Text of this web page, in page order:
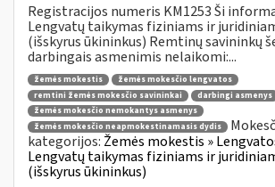
Registracijos numeris KM1253 Ši
Lengvatų taikymas fiziniams ir
(išskyrus ūkininkus) Remtinų savininkų
darbingais asmenimis nelaikomi:...
žemės mokestis
žemės mokesčio lengvatos
remtini žemės mokesčio savininkai
darbingi asmenys
žemės mokesčio nemokantys asmenys
žemės mokesčio neapmokestinamasis dydis
kategorijos: Žemės mokestis »
Lengvatų taikymas fiziniams ir
(išskyrus ūkininkus)